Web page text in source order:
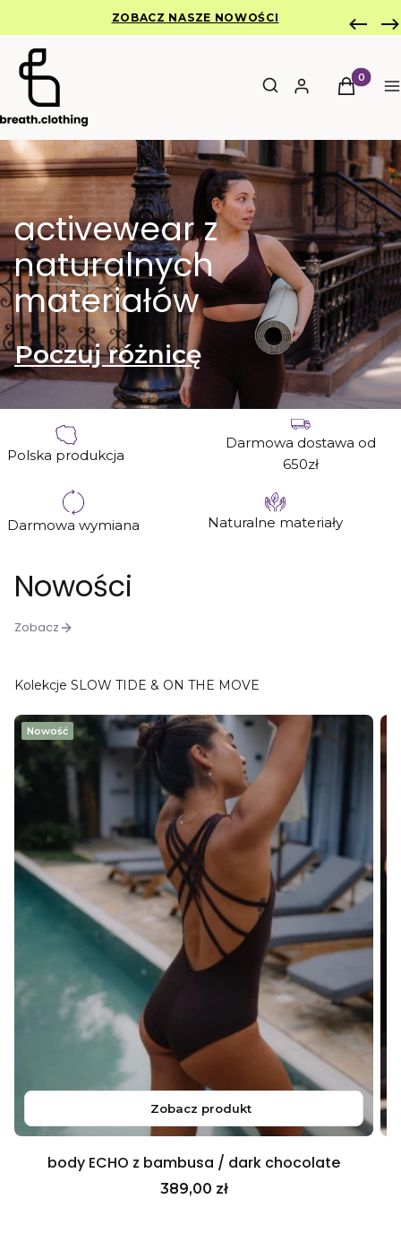
ZOBACZ NASZE NOWOŚCI
Otwórz
SzukajZaloguj sięProdukty
Koszyk
activewear z
naturalnych
materiałów
Poczuj różnicę
Polska produkcja
Darmowa dostawa od
650zł
Darmowa wymiana Naturalne materiały
Nowości
Zobacz
Kolekcje SLOW TIDE & ON THE MOVE
Nowość
Zobacz produkt
body ECHO z bambusa / dark chocolate
Cena
389,00 zł